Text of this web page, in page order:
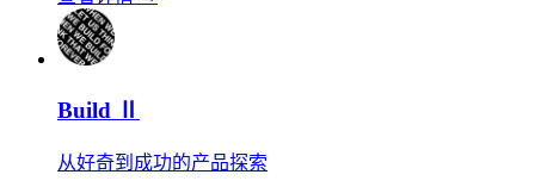
Build Ⅱ
从好奇到成功的产品探索